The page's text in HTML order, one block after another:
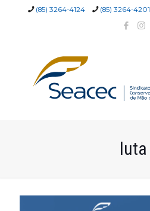
(85) 3264-4124 (85) 3264-4201
luta